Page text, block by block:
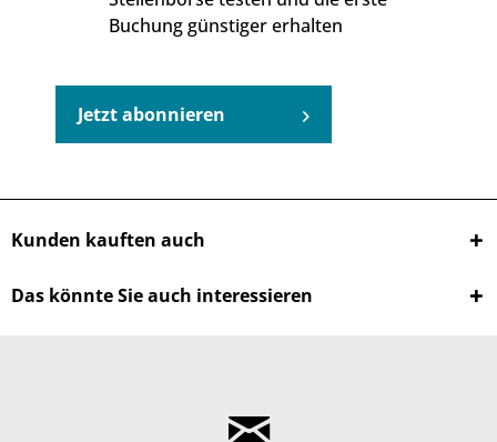
Buchung günstiger erhalten
Jetzt abonnieren
Kunden kauften auch
Das könnte Sie auch interessieren